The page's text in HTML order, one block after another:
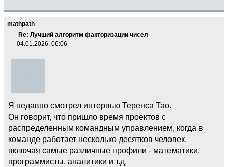
mathpath
Re: Лучший алгоритм факторизации чисел
04.01.2026, 06:06
Я недавно смотрел интервью Теренса Тао.
Он говорит, что пришло время проектов с
распределенным командным управлением, когда в
команде работает несколько десятков человек,
включая самые различные профили - математики,
программисты, аналитики и т.д.